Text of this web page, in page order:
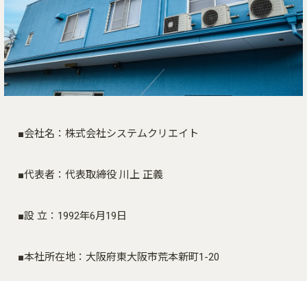
■会社名：株式会社システムクリエイト
■代表者：代表取締役 川上 正義
■設 立：1992年6月19日
■本社所在地：大阪府東大阪市荒本新町1-20